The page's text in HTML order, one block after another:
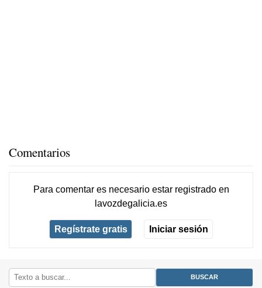
Comentarios
Para comentar es necesario estar registradoen
lavozdegalicia.es
Regístrate gratis Iniciar sesión